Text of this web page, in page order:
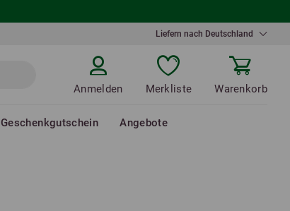
Liefern nach Deutschland
Anmelden Merkliste Warenkorb
Geschenkgutschein Angebote